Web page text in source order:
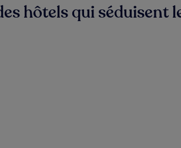
hôtels qui séduisent